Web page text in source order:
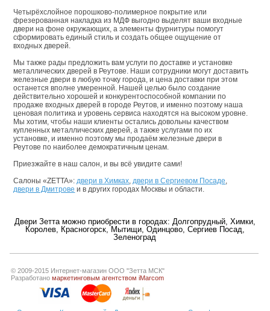
Четырёхслойное порошково-полимерное покрытие или
фрезерованная накладка из МДФ выгодно выделят ваши входные
двери на фоне окружающих, а элементы фурнитуры помогут
сформировать единый стиль и создать общее ощущение от
входных дверей.
Мы также рады предложить вам услуги по доставке и установке
металлических дверей в Реутове. Наши сотрудники могут доставить
железные двери в любую точку города, и цена доставки при этом
останется вполне умеренной. Нашей целью было создание
действительно хорошей и конкурентоспособной компании по
продаже входных дверей в городе Реутов, и именно поэтому наша
ценовая политика и уровень сервиса находятся на высоком уровне.
Мы хотим, чтобы наши клиенты остались довольны качеством
купленных металлических дверей, а также услугами по их
установке, и именно поэтому мы продаём железные двери в
Реутове по наиболее демократичным ценам.
Приезжайте в наш салон, и вы всё увидите сами!
Салоны «ZETTA»:двери в Химках,двери в Сергиевом Посаде,
двери в Дмитрове и в других городах Москвы и области.
Двери Зетта можно приобрести в городах: Долгопрудный, Химки,
Королев, Красногорск, Мытищи, Одинцово, Сергиев Посад,
Зеленоград
© 2009-2015 Интернет-магазин ООО "Зетта МСК"
Разработаномаркетинговым агентством iMarcom